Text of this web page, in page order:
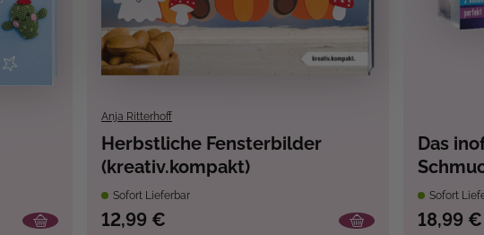
Anja Ritterhoff
Herbstliche Fensterbilder
(kreativ.kompakt)
Sofort Lieferbar
12,99 €
Das
Sofort
18,99 €